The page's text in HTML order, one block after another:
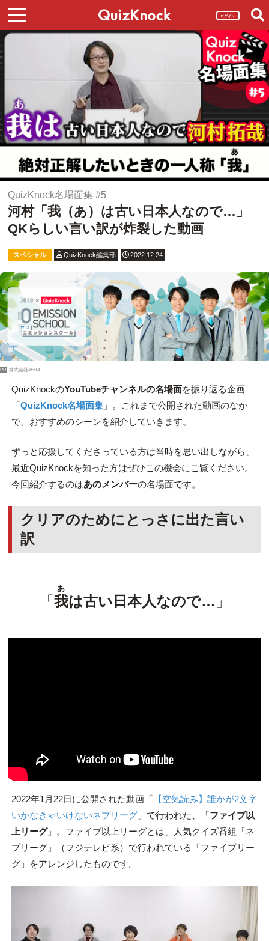
ログイン
QuizKnock名場面集 #5
河村「我（あ）は古い日本人なので…」
QKらしい言い訳が炸裂した動画
スペシャル QuizKnock編集部 2022.12.24
PR 株式会社JERA
QuizKnockのYouTubeチャンネルの名場面を振り返る企画
「QuizKnock名場面集」。これまで公開された動画のなか
で、おすすめのシーンを紹介していきます。
ずっと応援してくださっている方は当時を思い出しながら、
最近QuizKnockを知った方はぜひこの機会にご覧ください。
今回紹介するのはあのメンバーの名場面です。
クリアのためにとっさに出た言い
訳
「我
あ
は古い日本人なので… 」
2022年1月22日に公開された動画「 【空気読み】誰かが2文字
いかなきゃいけないネプリーグ」で行われた、「ファイブ以
上リーグ」。ファイブ以上リーグとは、人気クイズ番組「ネ
プリーグ」（フジテレビ系）で行われている「ファイブリー
グ」をアレンジしたものです。